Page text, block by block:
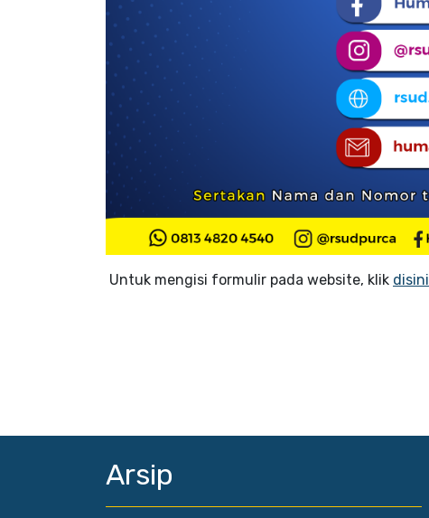
Untuk mengisi formulir pada website, klik disini
Arsip